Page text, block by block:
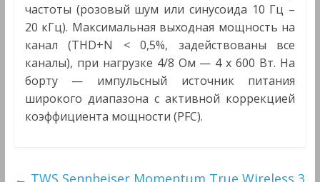
частоты (розовый шум или синусоида 10 Гц –
20 кГц). Максимальная выходная мощность на
канал (THD+N < 0,5%, задействованы все
каналы), при нагрузке 4/8 Ом — 4 х 600 Вт. На
борту — импульсный источник питания
широкого диапазона с активной коррекцией
коэффициента мощности (PFC).
← TWS Sennheiser Momentum True Wireless 3